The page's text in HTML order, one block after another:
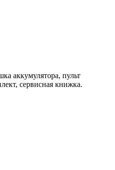
аккумулятора, пульт
сервисная книжка.